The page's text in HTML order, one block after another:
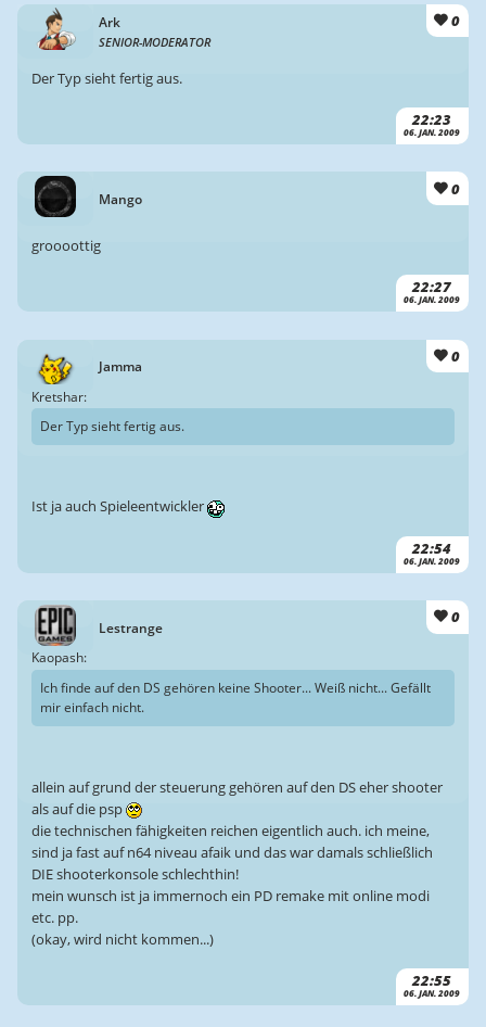
Ark
SENIOR-MODERATOR
0
22:23
06. JAN. 2009
Der Typ sieht fertig aus.
Mango
0
22:27
06. JAN. 2009
groooottig
Jamma
0
22:54
06. JAN. 2009
Kretshar:
Der Typ sieht fertig aus.
Ist ja auch Spieleentwickler
Lestrange
0
22:55
06. JAN. 2009
Kaopash:
Ich finde auf den DS gehören keine Shooter... Weiß nicht... Gefällt
mir einfach nicht.
allein auf grund der steuerung gehören auf den DS eher shooter
als auf die psp
die technischen fähigkeiten reichen eigentlich auch. ich meine,
sind ja fast auf n64 niveau afaik und das war damals schließlich
DIE shooterkonsole schlechthin!
mein wunsch ist ja immernoch ein PD remake mit online modi
etc. pp.
(okay, wird nicht kommen...)